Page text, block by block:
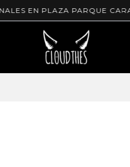
Ir
al
EN PLAZA PARQUE